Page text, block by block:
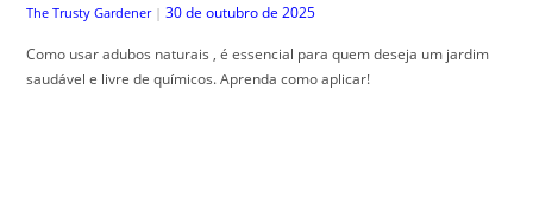
The Trusty Gardener | 30 de outubro de 2025
Como usar adubos naturais , é essencial para quem deseja um jardim
saudável e livre de químicos. Aprenda como aplicar!